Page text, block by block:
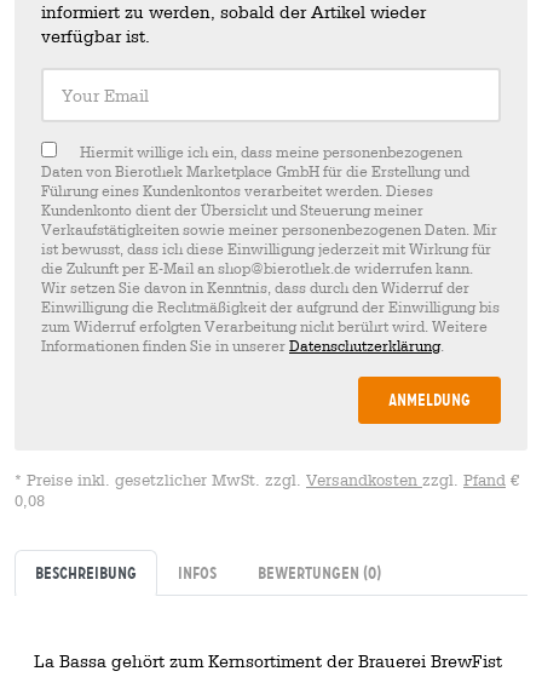
informiert zu werden, sobald der Artikel wieder
verfügbar ist.
Hiermit willige ich ein, dass meine personenbezogenen
Daten von Bierothek Marketplace GmbH für die Erstellung und
Führung eines Kundenkontos verarbeitet werden. Dieses
Kundenkonto dient der Übersicht und Steuerung meiner
Verkaufstätigkeiten sowie meiner personenbezogenen Daten. Mir
ist bewusst, dass ich diese Einwilligung jederzeit mit Wirkung für
die Zukunft per E-Mail an shop@bierothek.de widerrufen kann.
Wir setzen Sie davon in Kenntnis, dass durch den Widerruf der
Einwilligung die Rechtmäßigkeit der aufgrund der Einwilligung bis
zum Widerruf erfolgten Verarbeitung nicht berührt wird. Weitere
Informationen finden Sie in unserer Datenschutzerklärung.
Anmeldung
* Preise inkl. gesetzlicher MwSt. zzgl. Versandkosten zzgl. Pfand €
0,08
Beschreibung Infos Bewertungen (0)
La Bassa gehört zum Kernsortiment der Brauerei BrewFist